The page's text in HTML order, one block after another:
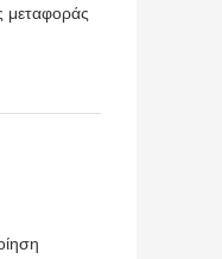
μεταφοράς